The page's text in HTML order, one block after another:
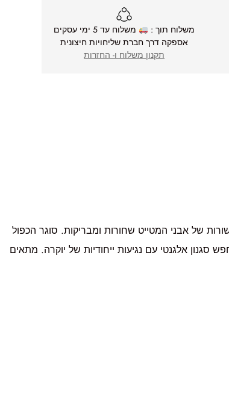
משלוח תוך :
משלוח עד 5 ימי עסקים
אספקה דרך חברת שליחויות חיצונית
תקנון משלוח ו- החזרות
של אבני המטייט שחורות ומבריקות. סוגר הכפול
סגנון אלגנטי עם נגיעות ייחודיות של יוקרה. מתאים